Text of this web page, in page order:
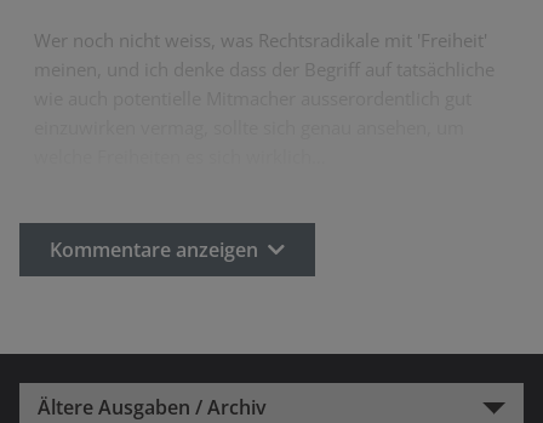
Wer noch nicht weiss, was Rechtsradikale mit 'Freiheit'
Kommentare anzeigen
Ältere Ausgaben / Archiv